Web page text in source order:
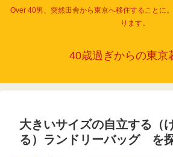
Over 40男、突然田舎から東京へ移住することに
ります。
40歳過ぎからの東京
大きいサイズの自立する（
る）ランドリーバッグ を探